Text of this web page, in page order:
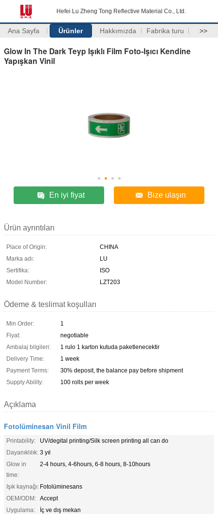
Hefei Lu Zheng Tong Reflective Material Co., Ltd.
Ana Sayfa Ürünler Hakkımızda Fabrika turu >>
Glow In The Dark Teyp Işıklı Film Foto-Işıcı Kendine
Yapışkan Vinil
En iyi fiyat Bize ulaşın
Ürün ayrıntıları
Place of Origin:
CHINA
Marka adı:
LU
Sertifika:
ISO
Model Number:
LZT203
Ödeme & teslimat koşulları
Min Order:
1
Fiyat:
negotiable
Ambalaj bilgileri:
1 rulo 1 karton kutuda paketlenecektir
Delivery Time:
1 week
Payment Terms:
30% deposit, the balance pay before shipment
Supply Ability:
100 rolls per week
Açıklama
Fotolüminesan Vinil Film
Printability:
UV/degital printing/Silk screen printing all can do
Dayanıklılık: 3 yıl
Glow in
time:
2-4 hours, 4-6hours, 6-8 hours, 8-10hours
Işık kaynağı: Fotolüminesans
OEM/ODM: Accept
Uygulama:
İç ve dış mekan